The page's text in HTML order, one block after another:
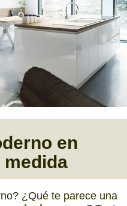
en
¿Qué te parece una